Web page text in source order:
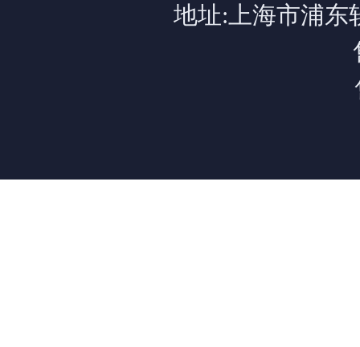
地址:上海市浦东